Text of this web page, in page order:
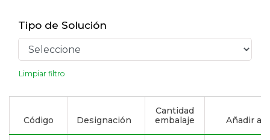
Tipo de Solución
Limpiar filtro
Código Designación
Cantidad
embalaje
Añadir a